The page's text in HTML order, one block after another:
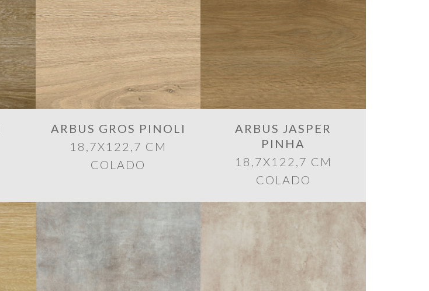
ARBUS GROS PINOLI
18,7X122,7 CM
COLADO
ARBUS JASPER
PINHA
18,7X122,7 CM
COLADO